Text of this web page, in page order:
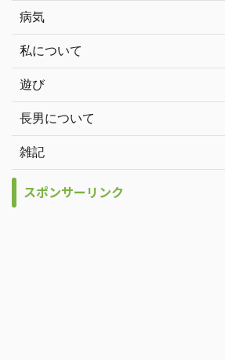
病気
私について
遊び
長男について
雑記
スポンサーリンク